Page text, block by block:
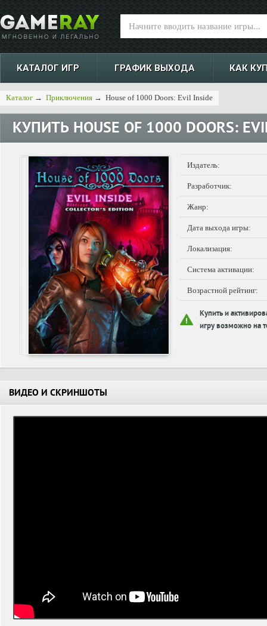
КАТАЛОГ ИГР ГРАФИК ВЫХОДА КАК
Каталог → Приключения → House of 1000 Doors: Evil Inside
КУПИТЬ HOUSE OF 1000 DOORS:
Издатель:
Разработчик:
Жанр:
Дата выхода игры:
Локализация:
Система активации:
Возрастной рейтинг:
Купить и
игру возможно на
ВИДЕО И СКРИНШОТЫ